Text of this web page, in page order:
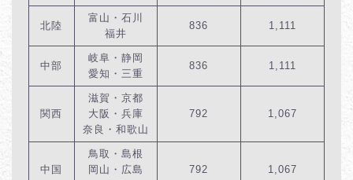
北陸
富山・石川
福井
836 1,111
中部
岐阜・静岡
愛知・三重
836 1,111
関西
滋賀・京都
大阪・兵庫
奈良・和歌山
792 1,067
中国
鳥取・島根
岡山・広島
792 1,067